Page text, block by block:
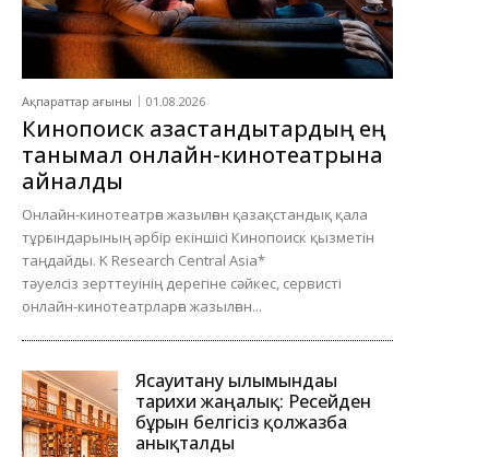
Ақпараттар ағыны 01.08.2026
Кинопоиск қазақстандықтардың ең
танымал онлайн-кинотеатрына
айналды
Онлайн-кинотеатрға жазылған қазақстандық қала
тұрғындарының әрбір екіншісі Кинопоиск қызметін
таңдайды. K Research Central Asia*
тәуелсіз зерттеуінің дерегіне сәйкес, сервисті
онлайн-кинотеатрларға жазылған...
Ясауитану ғылымындағы
тарихи жаңалық: Ресейден
бұрын белгісіз қолжазба
анықталды